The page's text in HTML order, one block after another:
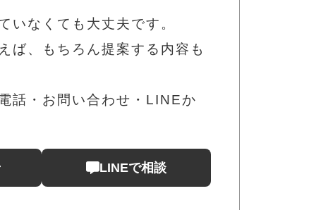
いなくても大丈夫です。
ば、もちろん提案する内容も
話・お問い合わせ・LINEか
LINEで相談